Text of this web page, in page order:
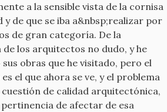
a la sensible vista de la cornisa
y de que se iba a&nbsp;realizar por
de gran categoría. De la
los arquitectos no dudo, y he
obras que he visitado, pero el
el que ahora se ve, y el problema
cuestión de calidad arquitectónica,
pertinencia de afectar de esa